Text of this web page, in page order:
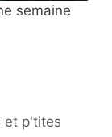
semaine
et p'tites